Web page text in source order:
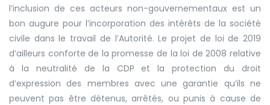
l’inclusion de ces acteurs non-gouvernementaux est un
bon augure pour l’incorporation des intérêts de la société
civile dans le travail de l’Autorité. Le projet de loi de 2019
d’ailleurs conforte de la promesse de la loi de 2008 relative
à la neutralité de la CDP et la protection du droit
d’expression des membres avec une garantie qu’ils ne
peuvent pas être détenus, arrêtés, ou punis à cause de